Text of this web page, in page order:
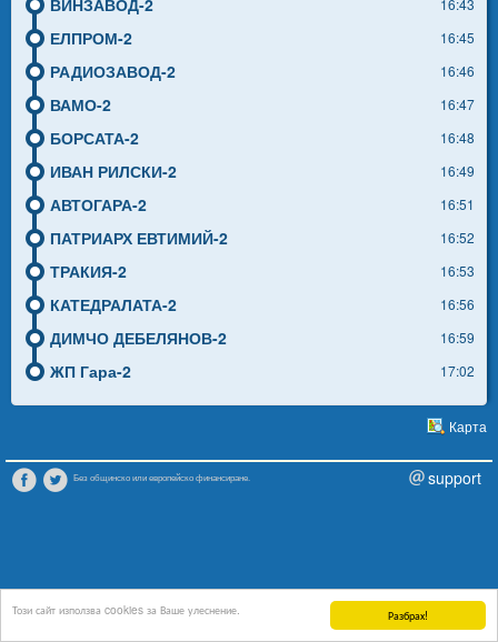
Разбрах!
Този сайт използва cookies за Ваше улеснение.
ВИНЗАВОД-2 16:43
ЕЛПРОМ-2 16:45
РАДИОЗАВОД-2 16:46
ВАМО-2 16:47
БОРСАТА-2 16:48
ИВАН РИЛСКИ-2 16:49
АВТОГАРА-2 16:51
ПАТРИАРХ ЕВТИМИЙ-2 16:52
ТРАКИЯ-2 16:53
КАТЕДРАЛАТА-2 16:56
ДИМЧО ДЕБЕЛЯНОВ-2 16:59
ЖП Гара-2 17:02
Карта
Без общинско или европейско финансиране. support